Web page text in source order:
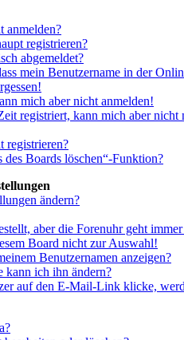
anmelden?
registrieren?
abgemeldet?
mein Benutzername in der
mich aber nicht anmelden!
registriert, kann mich aber nicht
registrieren?
Boards löschen“-Funktion?
ändern?
aber die Forenuhr geht
Board nicht zur Auswahl!
Benutzernamen anzeigen?
kann ich ihn ändern?
auf den E-Mail-Link klicke,